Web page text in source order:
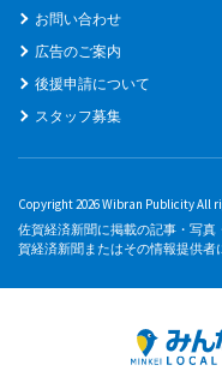
お問い合わせ
広告のご案内
後援申請について
スタッフ募集
Copyright 2026 Wibran Publicity All
佐賀経済新聞に掲載の記事・写
賀経済新聞またはその情報提供者